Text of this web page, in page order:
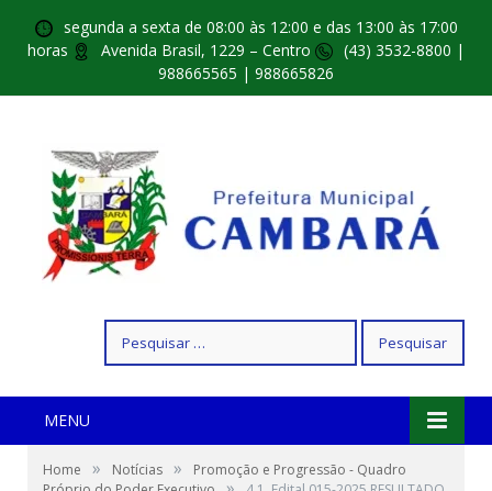
segunda a sexta de 08:00 às 12:00 e das 13:00 às 17:00
horas
Avenida Brasil, 1229 – Centro
(43) 3532-8800 |
988665565 | 988665826
por:
MENU
Home » Notícias »
Promoção e Progressão - Quadro